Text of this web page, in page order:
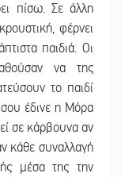
πίσω. Σε άλλη
φέρνει
παιδιά. Οι
να της
το παιδί
έδινε η Μόρα
σε κάρβουνα αν
κάθε συναλλαγή
μέσα της την